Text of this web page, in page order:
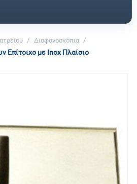
/ Διαφανοσκόπια /
Επίτοιχο με Inox Πλαίσιο